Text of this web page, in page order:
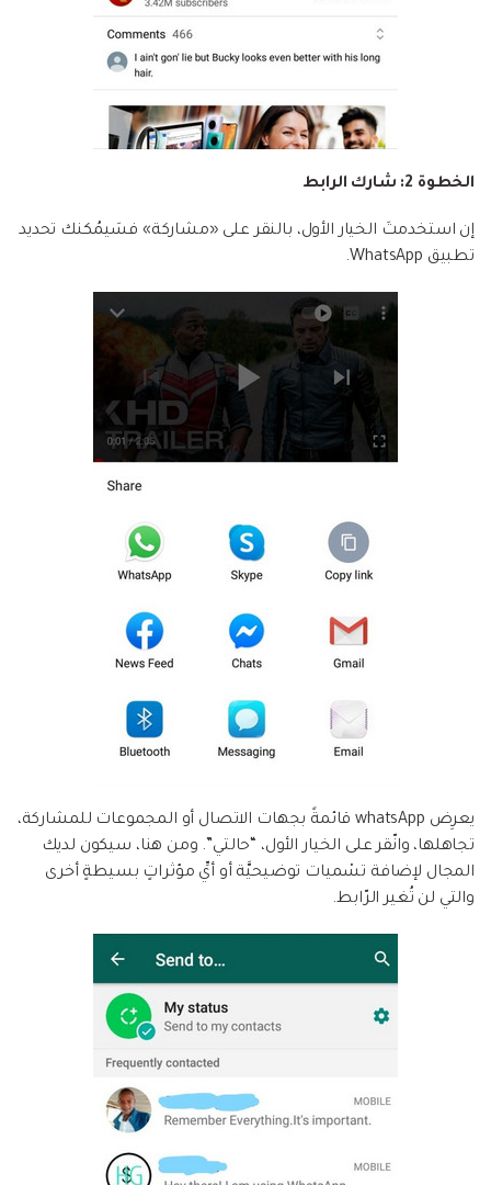
الخطوة 2: شارك الرابط
إن استخدمتَ الخيار الأول، بالنقر على «مشاركة» فسَيمُكنك تحديد
تطبيق WhatsApp.
يعرِض whatsApp قائمةً بجهات الاتصال أو المجموعات للمشاركة،
تجاهلها، وانّقر على الخيار الأول، “حالتي”. ومن هنا، سيكون لديك
المجال لإضافة تسْميات توضيحيَّة أو أيِّ مؤثراتٍ بسيطةٍ أخرى
والتي لن تُغير الرّابط.